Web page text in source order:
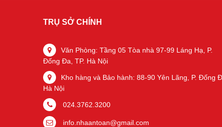
TRỤ SỞ CHÍNH
Văn Phòng: Tầng 05 Tòa nhà 97-99 Láng Hạ, P.
Đống Đa, TP. Hà Nội
Kho hàng và Bảo hành: 88-90 Yên Lãng, P. Đống
Hà Nội
024.3762.3200
info.nhaantoan@gmail.com